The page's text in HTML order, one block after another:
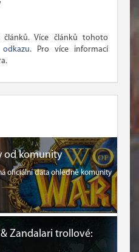
Více článků tohoto
. Pro více informací
od komunity
oficiální data ohledně komunity
Zandalari trollové: